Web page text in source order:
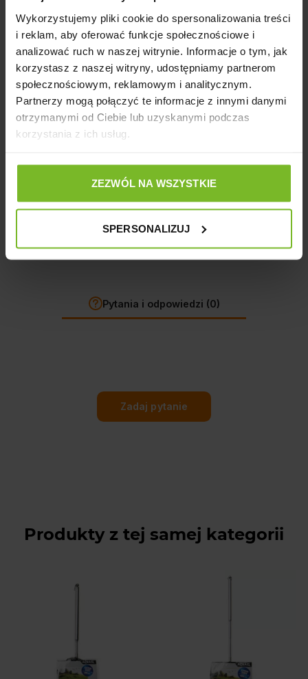
Wykorzystujemy pliki cookie do spersonalizowania treści
i reklam, aby oferować funkcje społecznościowe i
analizować ruch w naszej witrynie. Informacje o tym, jak
korzystasz z naszej witryny, udostępniamy partnerom
społecznościowym, reklamowym i analitycznym.
Partnerzy mogą połączyć te informacje z innymi danymi
otrzymanymi od Ciebie lub uzyskanymi podczas
korzystania z ich usług.
ZEZWÓL NA WSZYSTKIE
SPERSONALIZUJ
Producent
Opinie
Powiązane artykuły na blogu
Opinie o produkcie: SIATKA DO RYB (3 WIRE)
8"
Pytania i odpowiedzi (0)
Zadaj pytanie
Produkty z tej samej kategorii